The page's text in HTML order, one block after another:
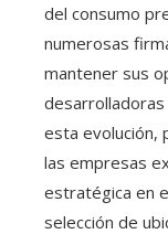
del consumo
numerosas
mantener sus
desarrolladoras
esta evolución,
las empresas
estratégica en
selección de